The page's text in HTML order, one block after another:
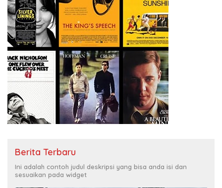
Berita Terbaru
Ini adalah contoh judul deskripsi yang bisa anda isi dan
sesuaikan pada widget